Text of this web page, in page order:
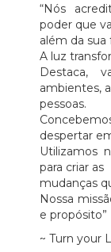
“Nós
poder que
além da sua
A luz
Destaca,
ambientes,
pessoas.
despertar
Utilizamos
para criar as
mudanças
Nossa
e propósito”
~ Turn your